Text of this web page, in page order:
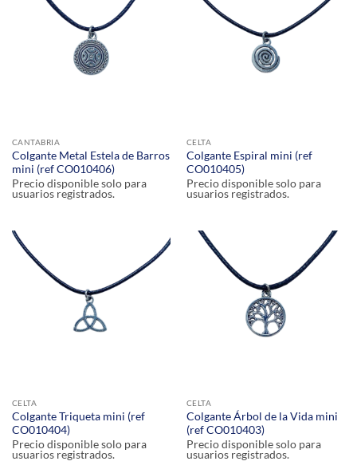
CANTABRIA
Colgante Metal Estela de Barros
mini (ref CO010406)
Precio disponible solo para
usuarios registrados.
CELTA
Colgante Espiral mini (ref
CO010405)
Precio disponible solo para
usuarios registrados.
CELTA
Colgante Triqueta mini (ref
CO010404)
Precio disponible solo para
usuarios registrados.
CELTA
Colgante Árbol de la Vida mini
(ref CO010403)
Precio disponible solo para
usuarios registrados.